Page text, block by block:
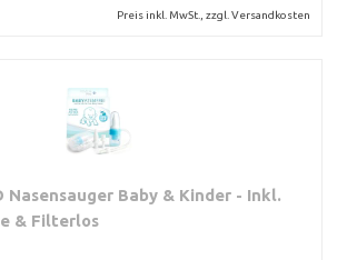
Preis inkl. MwSt., zzgl. Versandkosten
Nasensauger Baby & Kinder - Inkl.
& Filterlos